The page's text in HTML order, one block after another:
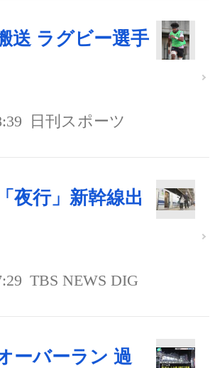
送 ラグビー選手
日刊スポーツ
夜行」新幹線出
TBS NEWS DIG
ーバーラン 過